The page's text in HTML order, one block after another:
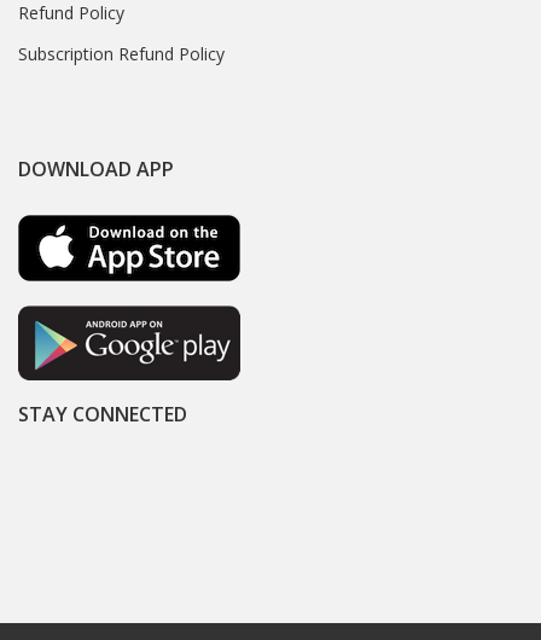
Refund Policy
Subscription Refund Policy
DOWNLOAD APP
STAY CONNECTED